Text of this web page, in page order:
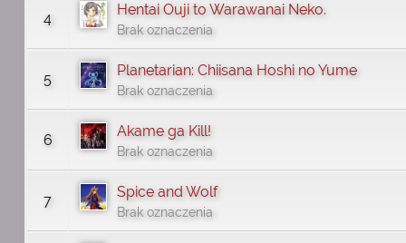
4
Hentai Ouji to Warawanai Neko.
Brak oznaczenia
5
Planetarian: Chiisana Hoshi no Yume
Brak oznaczenia
6
Akame ga Kill!
Brak oznaczenia
7
Spice and Wolf
Brak oznaczenia